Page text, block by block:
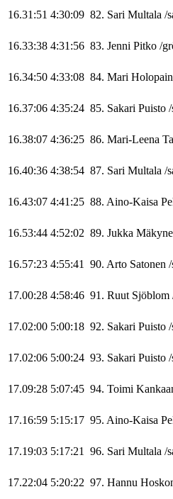
16.31:51 4:30:09 82. Sari Multala /
16.33:38 4:31:56 83. Jenni Pitko /
16.34:50 4:33:08 84. Mari
16.37:06 4:35:24 85. Sakari Puisto /
16.38:07 4:36:25 86. Mari-Leena
16.40:36 4:38:54 87. Sari Multala /
16.43:07 4:41:25 88. Aino-Kaisa
16.53:44 4:52:02 89. Jukka
16.57:23 4:55:41 90. Arto Satonen /
17.00:28 4:58:46 91. Ruut Sjöblom
17.02:00 5:00:18 92. Sakari Puisto /
17.02:06 5:00:24 93. Sakari Puisto /
17.09:28 5:07:45 94. Toimi
17.16:59 5:15:17 95. Aino-Kaisa
17.19:03 5:17:21 96. Sari Multala /
17.22:04 5:20:22 97. Hannu